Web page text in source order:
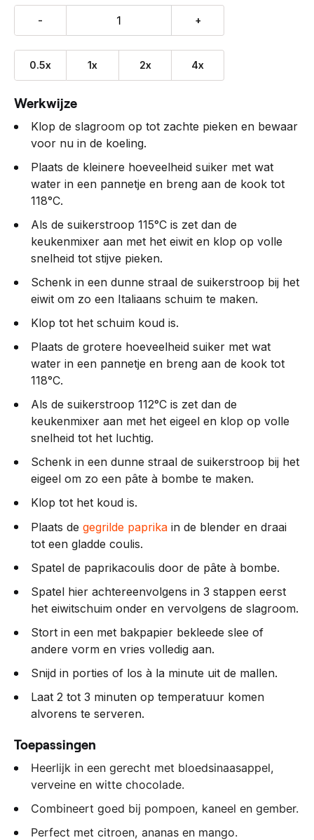
- +
0.5x 1x 2x 4x
Werkwijze
Klop de slagroom op tot zachte pieken en bewaar
voor nu in de koeling.
Plaats de kleinere hoeveelheid suiker met wat
water in een pannetje en breng aan de kook tot
118°C.
Als de suikerstroop 115°C is zet dan de
keukenmixer aan met het eiwit en klop op volle
snelheid tot stijve pieken.
Schenk in een dunne straal de suikerstroop bij het
eiwit om zo een Italiaans schuim te maken.
Klop tot het schuim koud is.
Plaats de grotere hoeveelheid suiker met wat
water in een pannetje en breng aan de kook tot
118°C.
Als de suikerstroop 112°C is zet dan de
keukenmixer aan met het eigeel en klop op volle
snelheid tot het luchtig.
Schenk in een dunne straal de suikerstroop bij het
eigeel om zo een pâte à bombe te maken.
Klop tot het koud is.
Plaats de gegrilde paprika in de blender en draai
tot een gladde coulis.
Spatel de paprikacoulis door de pâte à bombe.
Spatel hier achtereenvolgens in 3 stappen eerst
het eiwitschuim onder en vervolgens de slagroom.
Stort in een met bakpapier bekleede slee of
andere vorm en vries volledig aan.
Snijd in porties of los à la minute uit de mallen.
Laat 2 tot 3 minuten op temperatuur komen
alvorens te serveren.
Toepassingen
Heerlijk in een gerecht met bloedsinaasappel,
verveine en witte chocolade.
Combineert goed bij pompoen, kaneel en gember.
Perfect met citroen, ananas en mango.